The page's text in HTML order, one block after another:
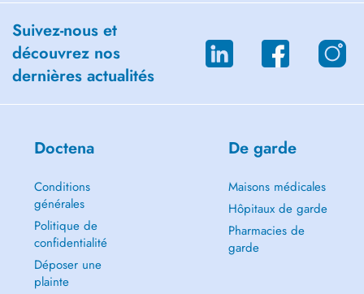
Suivez-nous et
découvrez nos
dernières actualités
Doctena
Conditions
générales
Politique de
confidentialité
Déposer une
plainte
De garde
Maisons médicales
Hôpitaux de garde
Pharmacies de
garde